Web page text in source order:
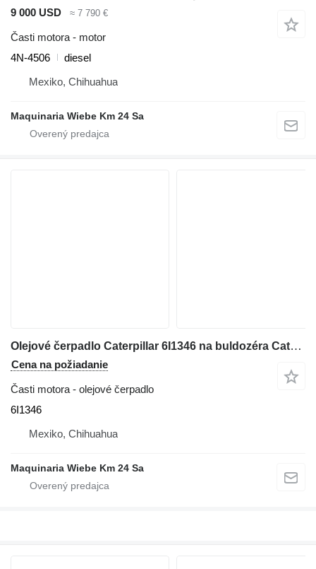
9 000 USD
≈ 7 790 €
Časti motora - motor
4N-4506
diesel
Mexiko, Chihuahua
Maquinaria Wiebe Km 24 Sa
Olejové čerpadlo Caterpillar 6I1346 na buldozéra Caterpillar 3306B
Cena na požiadanie
Časti motora - olejové čerpadlo
6I1346
Mexiko, Chihuahua
Maquinaria Wiebe Km 24 Sa